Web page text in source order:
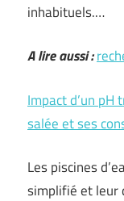
inhabituels.…
A lire aussi :
Impact d’un pH
salée et ses
Les piscines
simplifié et leur